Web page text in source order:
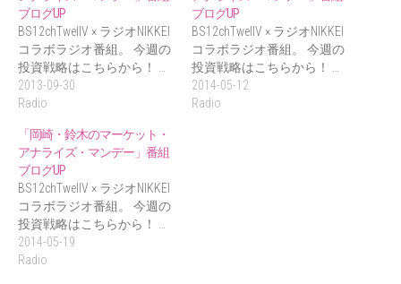
ブログUP
BS12chTwellV × ラジオNIKKEI
コラボラジオ番組。 今週の
投資戦略はこちらから！ …
2013-09-30
Radio
ブログUP
BS12chTwellV × ラジオNIKKEI
コラボラジオ番組。 今週の
投資戦略はこちらから！ …
2014-05-12
Radio
「岡崎・鈴木のマーケット・
アナライズ・マンデー」番組
ブログUP
BS12chTwellV × ラジオNIKKEI
コラボラジオ番組。 今週の
投資戦略はこちらから！ …
2014-05-19
Radio